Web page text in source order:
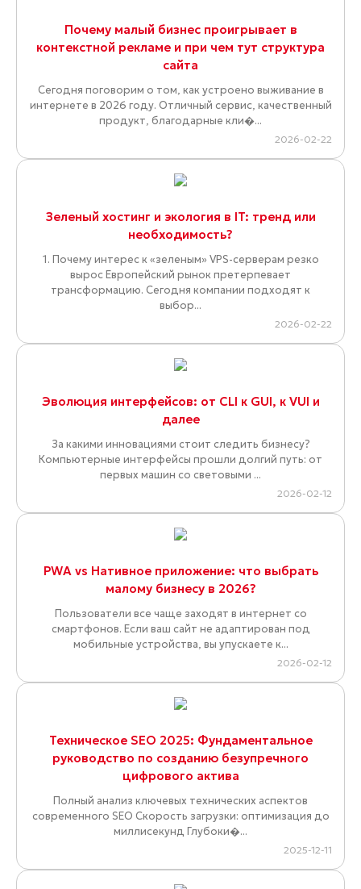
Почему малый бизнес проигрывает в
контекстной рекламе и при чем тут структура
сайта
Сегодня поговорим о том, как устроено выживание в
интернете в 2026 году. Отличный сервис, качественный
продукт, благодарные кли�...
2026-02-22
Зеленый хостинг и экология в IT: тренд или
необходимость?
1. Почему интерес к «зеленым» VPS-серверам резко
вырос Европейский рынок претерпевает
трансформацию. Сегодня компании подходят к
выбор...
2026-02-22
Эволюция интерфейсов: от CLI к GUI, к VUI и
далее
За какими инновациями стоит следить бизнесу?
Компьютерные интерфейсы прошли долгий путь: от
первых машин со световыми ...
2026-02-12
PWA vs Нативное приложение: что выбрать
малому бизнесу в 2026?
Пользователи все чаще заходят в интернет со
смартфонов. Если ваш сайт не адаптирован под
мобильные устройства, вы упускаете к...
2026-02-12
Техническое SEO 2025: Фундаментальное
руководство по созданию безупречного
цифрового актива
Полный анализ ключевых технических аспектов
современного SEO Скорость загрузки: оптимизация до
миллисекунд Глубоки�...
2025-12-11